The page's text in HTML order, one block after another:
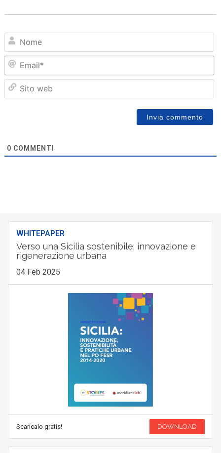
0 COMMENTI
WHITEPAPER
Verso una Sicilia sostenibile: innovazione e
rigenerazione urbana
04 Feb 2025
Scaricalo gratis! DOWNLOAD